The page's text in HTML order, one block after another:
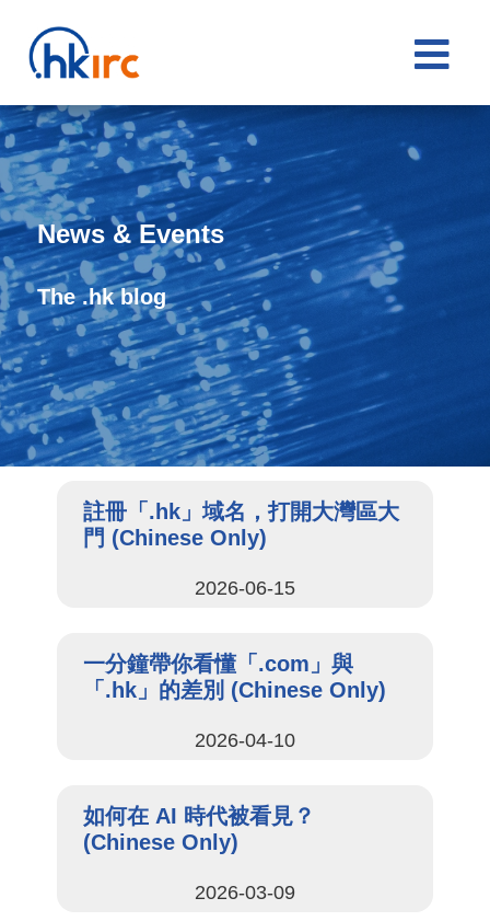

News & Events
The .hk blog
註冊「.hk」域名，打開大灣區大
門 (Chinese Only)
2026-06-15
一分鐘帶你看懂「.com」與
「.hk」的差別 (Chinese Only)
2026-04-10
如何在 AI 時代被看見？
(Chinese Only)
2026-03-09